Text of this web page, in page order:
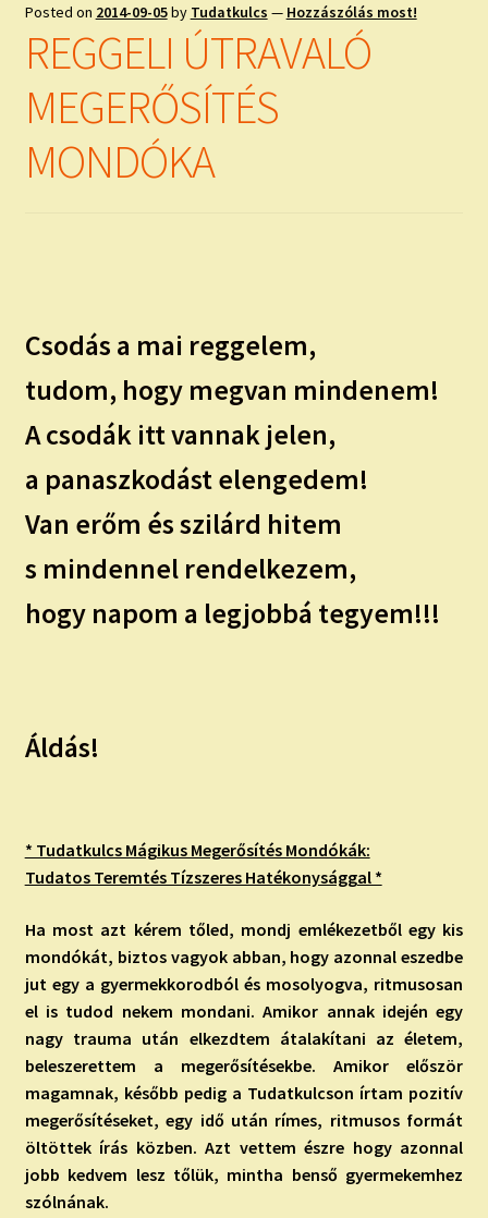
Posted on 2014-09-05by Tudatkulcs — Hozzászólás most!
REGGELI ÚTRAVALÓ
MEGERŐSÍTÉS
MONDÓKA
Csodás a mai reggelem,
tudom, hogy megvan mindenem!
A csodák itt vannak jelen,
a panaszkodást elengedem!
Van erőm és szilárd hitem
s mindennel rendelkezem,
hogy napom a legjobbá tegyem!!!
Áldás!
* Tudatkulcs Mágikus Megerősítés Mondókák:
Tudatos Teremtés Tízszeres Hatékonysággal *
Ha most azt kérem tőled, mondj emlékezetből egy kis
mondókát, biztos vagyok abban, hogy azonnal eszedbe
jut egy a gyermekkorodból és mosolyogva, ritmusosan
el is tudod nekem mondani. Amikor annak idején egy
nagy trauma után elkezdtem átalakítani az életem,
beleszerettem a megerősítésekbe. Amikor először
magamnak, később pedig a Tudatkulcson írtam pozitív
megerősítéseket, egy idő után rímes, ritmusos formát
öltöttek írás közben. Azt vettem észre hogy azonnal
jobb kedvem lesz tőlük, mintha benső gyermekemhez
szólnának.